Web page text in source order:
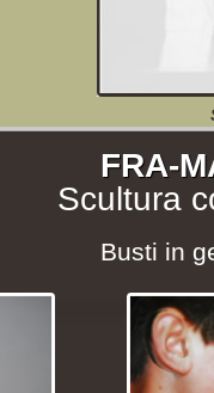
FRA-
Scultura
Busti in